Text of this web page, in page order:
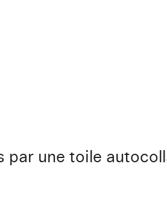
par une toile